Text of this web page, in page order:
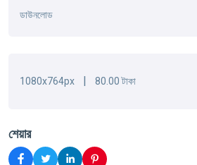
ডাউনলোড
1080x764px 80.00 টাকা
শেয়ার